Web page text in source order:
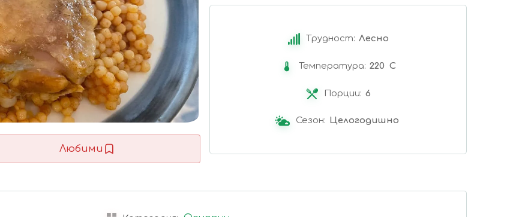
Любими
Трудност: Лесно
Температура: 220 C
Порции: 6
Сезон: Целогодишно